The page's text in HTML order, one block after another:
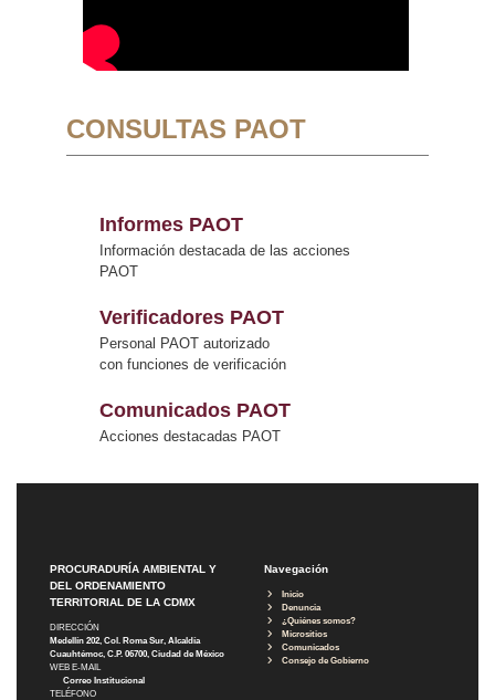
CONSULTAS PAOT
Informes PAOT
Información destacada de las acciones
PAOT
Verificadores PAOT
Personal PAOT autorizado
con funciones de verificación
Comunicados PAOT
Acciones destacadas PAOT
PROCURADURÍA AMBIENTAL Y
DEL ORDENAMIENTO
TERRITORIAL DE LA CDMX
DIRECCIÓN
Medellín 202, Col. Roma Sur, Alcaldía
Cuauhtémoc, C.P. 06700, Ciudad de México
WEB E-MAIL
Correo Institucional
TELÉFONO
Navegación
Inicio
Denuncia
¿Quiénes somos?
Micrositios
Comunicados
Consejo de Gobierno